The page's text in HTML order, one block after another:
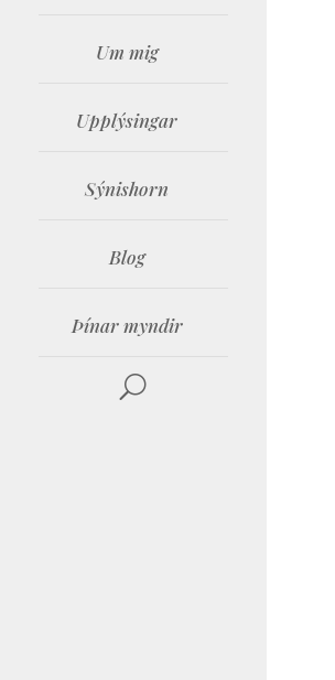
Um mig
Upplýsingar
Sýnishorn
Blog
Þínar myndir